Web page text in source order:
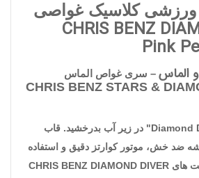
کلاسیک غواصی
CHRIS BENZ
Pink
الماس – سری غواص الماس
CHRIS BENZ STARS &
Diamond" در زیر آب بدرخشید. قاب
ضد خش، موتور کوارتز دقیق و استفاده
CHRIS BENZ DIAMOND DIVER